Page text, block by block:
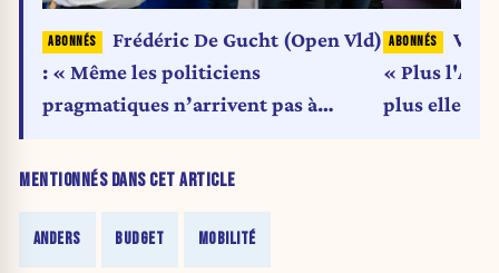
MENTIONNÉS DANS CET ARTICLE
ANDERS BUDGET MOBILITÉ
Frédéric De Gucht (Open Vld)
: « Même les politiciens
pragmatiques n’arrivent pas à
citoyens »
« Plus
plus elle